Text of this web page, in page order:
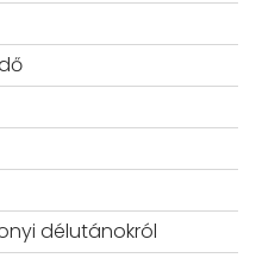
délutánokról